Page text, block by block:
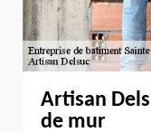
Artisan
de mur